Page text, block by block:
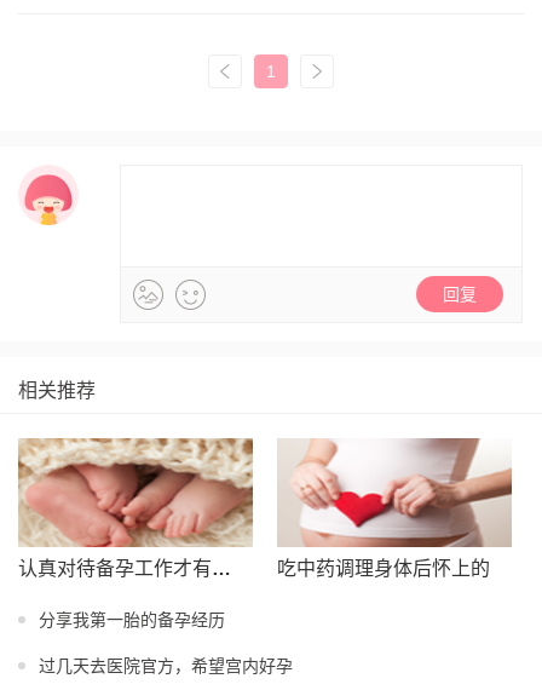
1
相关推荐
认真对待备孕工作才有回报 吃中药调理身体后怀上的
分享我第一胎的备孕经历
过几天去医院官方，希望宫内好孕